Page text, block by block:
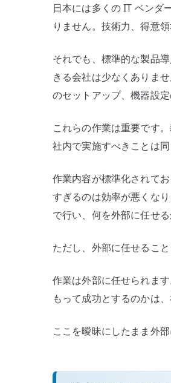
日本には多くの IT ベンダ
りません。技術力、得意
それでも、標準的な製品
きる会社は少なくありま
のセットアップ、機器設
これらの作業は重要です
社内で実施すべきことは同
作業内容が標準化されて
すぎるのは効率が悪くな
で行い、何を外部に任せ
ただし、外部に任せるこ
作業は外部に任せられま
もって成功とするのかは
ここを曖昧にしたまま外